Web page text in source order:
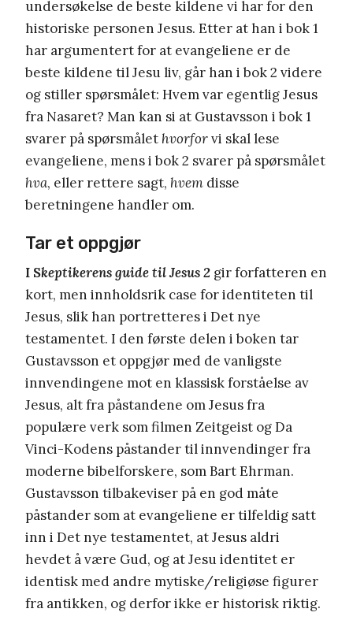
undersøkelse de beste kildene vi har for den
historiske personen Jesus. Etter at han i bok 1
har argumentert for at evangeliene er de
beste kildene til Jesu liv, går han i bok 2 videre
og stiller spørsmålet: Hvem var egentlig Jesus
fra Nasaret? Man kan si at Gustavsson i bok 1
svarer på spørsmålet hvorforvi skal lese
evangeliene, mens i bok 2 svarer på spørsmålet
hva, eller rettere sagt, hvem disse
beretningene handler om.
Tar et oppgjør
I Skeptikerens guide til Jesus 2 gir forfatteren en
kort, men innholdsrik case for identiteten til
Jesus, slik han portretteres i Det nye
testamentet. I den første delen i boken tar
Gustavsson et oppgjør med de vanligste
innvendingene mot en klassisk forståelse av
Jesus, alt fra påstandene om Jesus fra
populære verk som filmen Zeitgeist og Da
Vinci-Kodens påstander til innvendinger fra
moderne bibelforskere, som Bart Ehrman.
Gustavsson tilbakeviser på en god måte
påstander som at evangeliene er tilfeldig satt
inn i Det nye testamentet, at Jesus aldri
hevdet å være Gud, og at Jesu identitet er
identisk med andre mytiske/religiøse figurer
fra antikken, og derfor ikke er historisk riktig.